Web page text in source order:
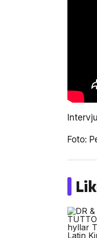
Foto: